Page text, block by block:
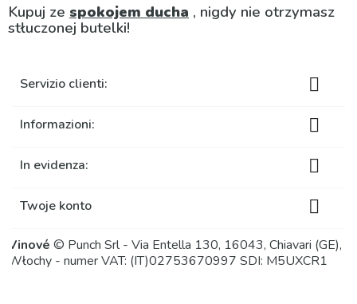
Kupuj ze spokojem ducha , nigdy nie otrzymasz
stłuczonej butelki!
Servizio clienti: 
Informazioni: 
In evidenza: 
Twoje konto 
Vinové © Punch Srl - Via Entella 130, 16043, Chiavari (GE),
Włochy - numer VAT: (IT)02753670997 SDI: M5UXCR1